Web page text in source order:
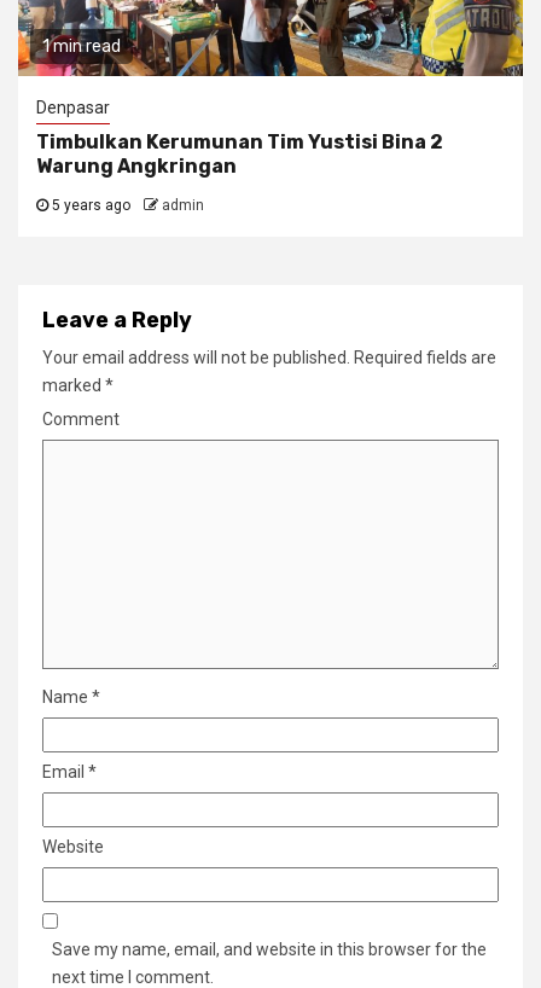
1 min read
Denpasar
Timbulkan Kerumunan Tim Yustisi Bina 2
Warung Angkringan
5 years ago admin
Leave a Reply
Your email address will not be published.
Required fields are
marked *
Comment
Name *
Email *
Website
Save my name, email, and website in this browser for the
next time I comment.